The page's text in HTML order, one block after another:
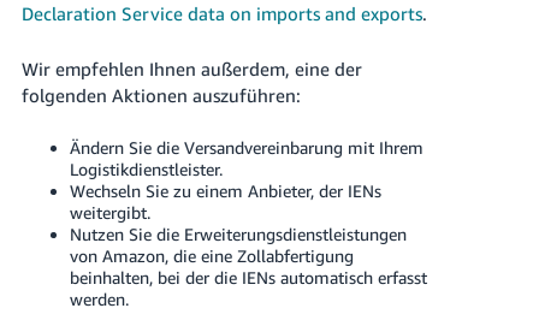
Declaration Service data on imports and exports.
Wir empfehlen Ihnen außerdem, eine der
folgenden Aktionen auszuführen:
Ändern Sie die Versandvereinbarung mit Ihrem
Logistikdienstleister.
Wechseln Sie zu einem Anbieter, der IENs
weitergibt.
Nutzen Sie die Erweiterungsdienstleistungen
von Amazon, die eine Zollabfertigung
beinhalten, bei der die IENs automatisch erfasst
werden.